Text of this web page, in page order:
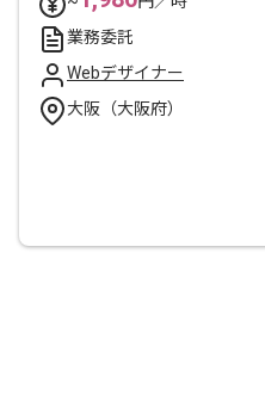
業務委託
Webデザイナー
大阪（大阪府）